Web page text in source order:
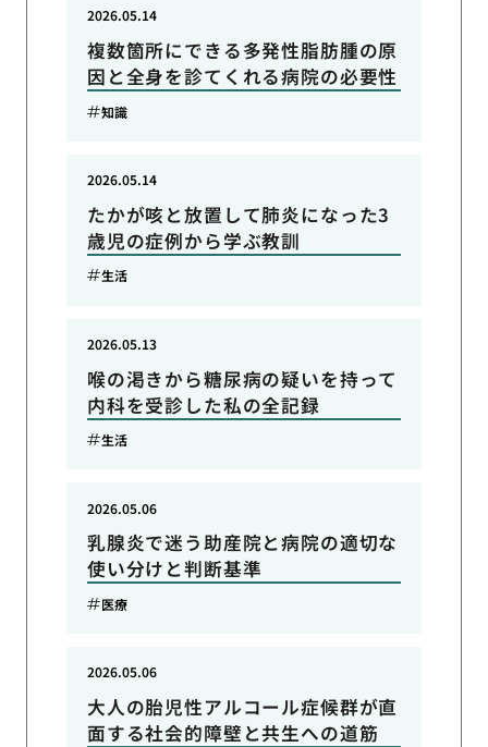
複数箇所にできる多発性脂肪腫の原
因と全身を診てくれる病院の必要性
2026.05.14
知識
たかが咳と放置して肺炎になった3
歳児の症例から学ぶ教訓
2026.05.14
生活
喉の渇きから糖尿病の疑いを持って
内科を受診した私の全記録
2026.05.13
生活
乳腺炎で迷う助産院と病院の適切な
使い分けと判断基準
2026.05.06
医療
大人の胎児性アルコール症候群が直
面する社会的障壁と共生への道筋
2026.05.06